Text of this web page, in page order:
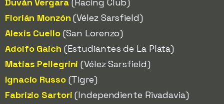
Florián Monzón (Vélez Sarsfield)
Alexis Cuello(San Lorenzo)
Adolfo Gaich (Estudiantes de La Plata)
Matias Pellegrini (Vélez Sarsfield)
Ignacio Russo(Tigre)
Fabrizio Sartori (Independiente Rivadavia)